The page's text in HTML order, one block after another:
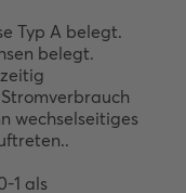
Typ A belegt.
belegt.
wechselseitiges
1 als